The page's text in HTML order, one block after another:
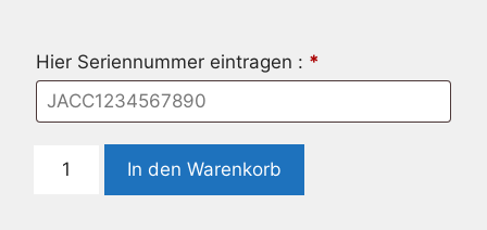
Hier Seriennummer eintragen : *
Code
In den Warenkorb